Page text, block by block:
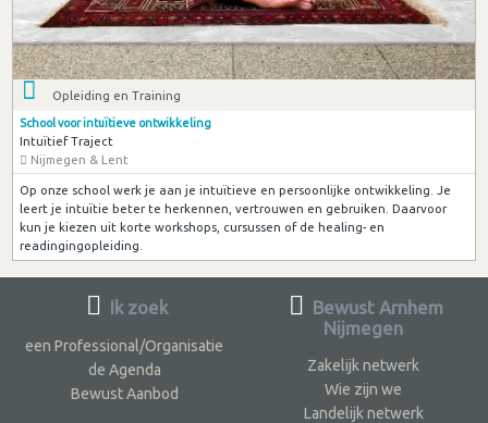
Opleiding en Training
School voor intuïtieve ontwikkeling
Intuïtief Traject
Nijmegen & Lent
Op onze school werk je aan je intuïtieve en persoonlijke ontwikkeling. Je
leert je intuïtie beter te herkennen, vertrouwen en gebruiken. Daarvoor
kun je kiezen uit korte workshops, cursussen of de healing- en
readingingopleiding.
Ik zoek
een Professional/Organisatie
de Agenda
Bewust Aanbod
Bewust Arnhem
Nijmegen
Zakelijk netwerk
Wie zijn we
Landelijk netwerk